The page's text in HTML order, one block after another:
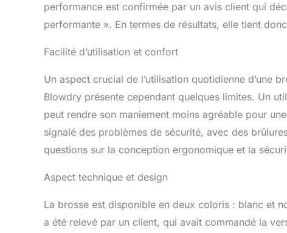
performance est confirmée par un avis client qui
performante ». En termes de résultats, elle tient
Facilité d’utilisation et confort
Un aspect crucial de l’utilisation quotidienne d’une
Blowdry présente cependant quelques limites. Un
peut rendre son maniement moins agréable pour
signalé des problèmes de sécurité, avec des
questions sur la conception ergonomique et la
Aspect technique et design
La brosse est disponible en deux coloris : blanc et
a été relevé par un client, qui avait commandé la